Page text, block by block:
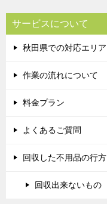
サービスについて
秋田県での対応エリア
作業の流れについて
料金プラン
よくあるご質問
回収した不用品の行方
回収出来ないもの